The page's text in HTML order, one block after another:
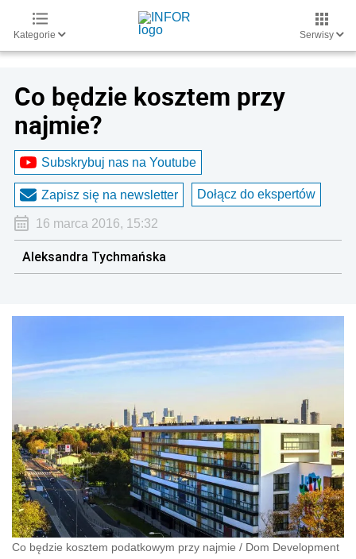
Kategorie Serwisy
Co będzie kosztem przy
najmie?
Subskrybuj nas na Youtube
Zapisz się na newsletter Dołącz do ekspertów
16 marca 2016, 15:32
Aleksandra Tychmańska
Co będzie kosztem podatkowym przy najmie / Dom Development